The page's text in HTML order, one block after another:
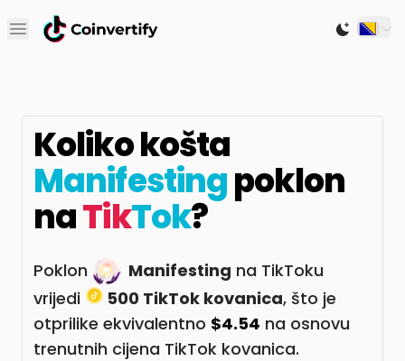
Open main menu Switch
Koliko košta
Manifestingpoklon
naTikTok?
Poklon Manifesting na TikToku
vrijedi
500 TikTok kovanica, što je
otprilike ekvivalentno $4.54 na osnovu
trenutnih cijena TikTok kovanica.